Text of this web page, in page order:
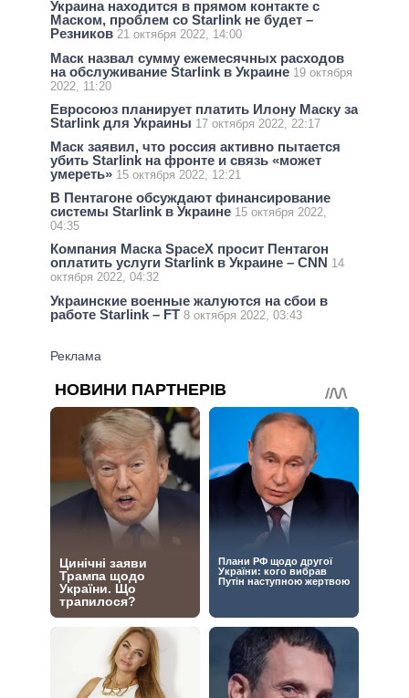
Украина находится в прямом контакте с
Маском, проблем со Starlink не будет –
Резников 21 октября 2022, 14:00
Маск назвал сумму ежемесячных расходов
на обслуживание Starlink в Украине 19 октября
2022, 11:20
Евросоюз планирует платить Илону Маску за
Starlink для Украины 17 октября 2022, 22:17
Маск заявил, что россия активно пытается
убить Starlink на фронте и связь «может
умереть» 15 октября 2022, 12:21
В Пентагоне обсуждают финансирование
системы Starlink в Украине 15 октября 2022,
04:35
Компания Маска SpaceX просит Пентагон
оплатить услуги Starlink в Украине – CNN 14
октября 2022, 04:32
Украинские военные жалуются на сбои в
работе Starlink – FT 8 октября 2022, 03:43